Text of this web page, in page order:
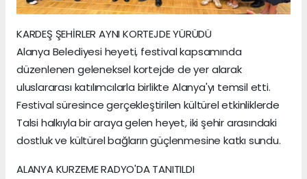
KARDEŞ ŞEHİRLER AYNI KORTEJDE YÜRÜDÜ
Alanya Belediyesi heyeti, festival kapsamında
düzenlenen geleneksel kortejde de yer alarak
uluslararası katılımcılarla birlikte Alanya'yı temsil etti.
Festival süresince gerçekleştirilen kültürel etkinliklerde
Talsi halkıyla bir araya gelen heyet, iki şehir arasındaki
dostluk ve kültürel bağların güçlenmesine katkı sundu.
ALANYA KURZEME RADYO'DA TANITILDI